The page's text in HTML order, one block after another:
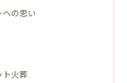
への思い
ト火葬